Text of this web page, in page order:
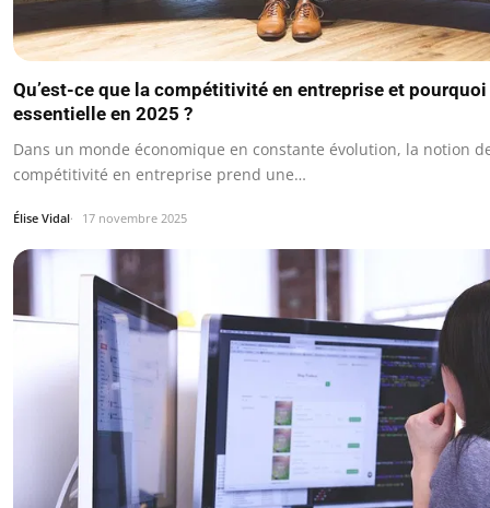
Qu’est-ce que la compétitivité en entreprise et
essentielle en 2025 ?
Dans un monde économique en constante évolution, la notion
compétitivité en entreprise prend une…
Élise Vidal 17 novembre 2025